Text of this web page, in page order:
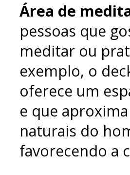
Área de
pessoas que
meditar ou
exemplo, o
oferece um
e que
naturais do
favorecendo a